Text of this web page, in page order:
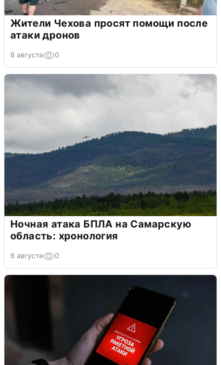
Жители Чехова просят помощи после
атаки дронов
8 августа 0
Ночная атака БПЛА на Самарскую
область: хронология
8 августа 0